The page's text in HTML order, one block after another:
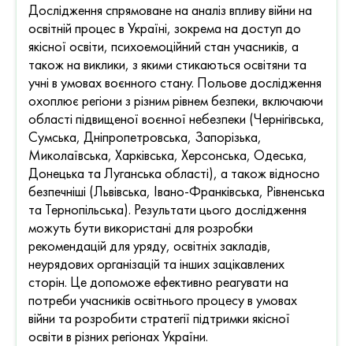
Дослідження спрямоване на аналіз впливу війни на
освітній процес в Україні, зокрема на доступ до
якісної освіти, психоемоційний стан учасників, а
також на виклики, з якими стикаються освітяни та
учні в умовах воєнного стану. Польове дослідження
охоплює регіони з різним рівнем безпеки, включаючи
області підвищеної воєнної небезпеки (Чернігівська,
Сумська, Дніпропетровська, Запорізька,
Миколаївська, Харківська, Херсонська, Одеська,
Донецька та Луганська області), а також відносно
безпечніші (Львівська, Івано-Франківська, Рівненська
та Тернопільська). Результати цього дослідження
можуть бути використані для розробки
рекомендацій для уряду, освітніх закладів,
неурядових організацій та інших зацікавлених
сторін. Це допоможе ефективно реагувати на
потреби учасників освітнього процесу в умовах
війни та розробити стратегії підтримки якісної
освіти в різних регіонах України.